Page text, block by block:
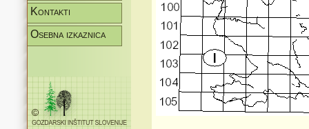
Kontakti
Osebna izkaznica